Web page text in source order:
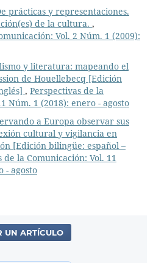
prácticas y representaciones.
de la cultura. ,
Vol. 2 Núm. 1 (2009):
y literatura: mapeando el
de Houellebecq [Edición
, Perspectivas de la
Núm. 1 (2018): enero - agosto
a Europa observar sus
cultural y vigilancia en
[Edición bilingüe: español –
de la Comunicación: Vol. 11
- agosto
UN ARTÍCULO